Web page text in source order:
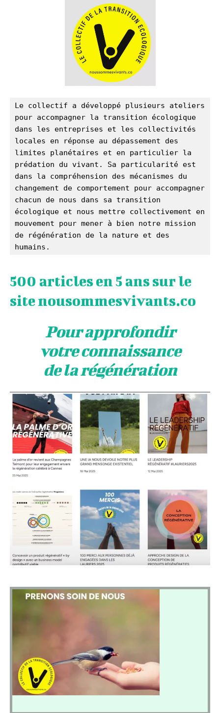
Le collectif a développé plusieurs ateliers
pour accompagner la transition écologique
dans les entreprises et les collectivités
locales en réponse au dépassement des
limites planétaires et en particulier la
prédation du vivant. Sa particularité est
dans la compréhension des mécanismes du
changement de comportement pour accompagner
chacun de nous dans sa transition
écologique et nous mettre collectivement en
mouvement pour mener à bien notre mission
de régénération de la nature et des
humains.
500 articles en 5 ans sur le
site nousommesvivants.co
Pour approfondir
votre connaissance
de la régénération